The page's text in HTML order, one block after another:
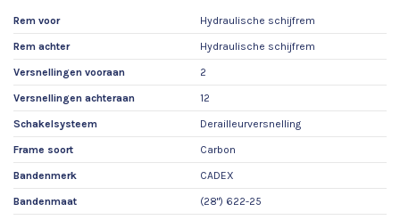
Rem voor Hydraulische schijfrem
Rem achter Hydraulische schijfrem
Versnellingen vooraan 2
Versnellingen achteraan 12
Schakelsysteem Derailleurversnelling
Frame soort Carbon
Bandenmerk CADEX
Bandenmaat (28") 622-25